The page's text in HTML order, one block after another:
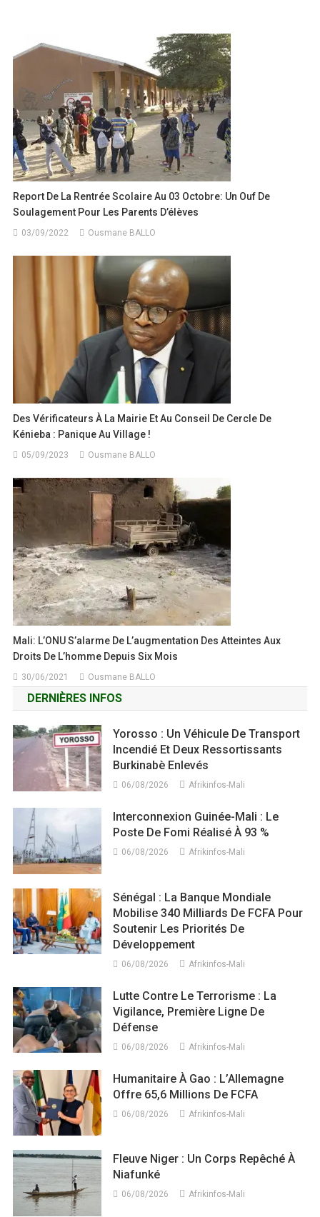
l’article
Report De La Rentrée Scolaire Au 03 Octobre: Un Ouf De
Soulagement Pour Les Parents D’élèves
03/09/2022 Ousmane BALLO
Des Vérificateurs À La Mairie Et Au Conseil De Cercle De
Kénieba : Panique Au Village !
05/09/2023 Ousmane BALLO
Mali: L’ONU S’alarme De L’augmentation Des Atteintes Aux
Droits De L’homme Depuis Six Mois
30/06/2021 Ousmane BALLO
DERNIÈRES INFOS
Yorosso : Un Véhicule De Transport
Incendié Et Deux Ressortissants
Burkinabè Enlevés
06/08/2026 Afrikinfos-Mali
Interconnexion Guinée-Mali : Le
Poste De Fomi Réalisé À 93 %
06/08/2026 Afrikinfos-Mali
Sénégal : La Banque Mondiale
Mobilise 340 Milliards De FCFA Pour
Soutenir Les Priorités De
Développement
06/08/2026 Afrikinfos-Mali
Lutte Contre Le Terrorisme : La
Vigilance, Première Ligne De
Défense
06/08/2026 Afrikinfos-Mali
Humanitaire À Gao : L’Allemagne
Offre 65,6 Millions De FCFA
06/08/2026 Afrikinfos-Mali
Fleuve Niger : Un Corps Repêché À
Niafunké
06/08/2026 Afrikinfos-Mali